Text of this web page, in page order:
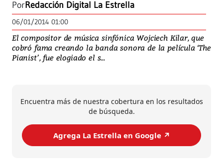
PorRedacción Digital La Estrella
06/01/2014 01:00
El compositor de música sinfónica Wojciech Kilar, que
cobró fama creando la banda sonora de la película ‘The
Pianist’, fue elogiado el s...
Encuentra más de nuestra cobertura en los resultados
de búsqueda.
Agrega La Estrella en Google ↗️